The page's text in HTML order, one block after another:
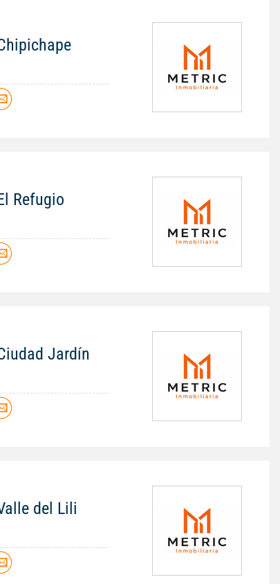
Refugio
Jardín
del Lili